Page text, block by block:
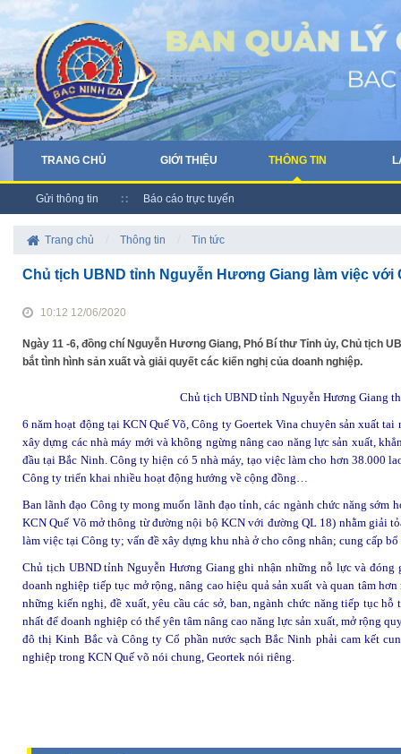
TRANG CHỦ GIỚI THIỆU THÔNG TIN
Gửi thông tin Báo cáo trực tuyến
Trang chủ Thông tin Tin tức
Chủ tịch UBND tỉnh Nguyễn Hương Giang làm việc với
10:12 12/06/2020
Ngày 11 -6, đồng chí Nguyễn Hương Giang, Phó Bí thư Tỉnh ủy, Chủ tịch
bắt tình hình sản xuất và giải quyết các kiến nghị của doanh nghiệp.
Chủ tịch UBND tỉnh Nguyễn Hương Giang
6 năm hoạt động tại KCN Quế Võ, Công ty Goertek Vina chuyên sản xuất
xây dựng các nhà máy mới và không ngừng nâng cao năng lực sản xuất,
đầu tại Bắc Ninh. Công ty hiện có 5 nhà máy, tạo việc làm cho hơn 38.000
Công ty triển khai nhiều hoạt động hướng về cộng đồng…
Ban lãnh đạo Công ty mong muốn lãnh đạo tỉnh, các ngành chức năng
KCN Quế Võ mở thông từ đường nội bộ KCN với đường QL 18) nhằm giải
làm việc tại Công ty; vấn đề xây dựng khu nhà ở cho công nhân; cung cấp
Chủ tịch UBND tỉnh Nguyễn Hương Giang ghi nhận những nỗ lực và
doanh nghiệp tiếp tục mở rộng, nâng cao hiệu quả sản xuất và quan tâm
những kiến nghị, đề xuất, yêu cầu các sở, ban, ngành chức năng tiếp tục
nhất để doanh nghiệp có thể yên tâm nâng cao năng lực sản xuất, mở rộng
đô thị Kinh Bắc và Công ty Cổ phần nước sạch Bắc Ninh phải cam kết
nghiệp trong KCN Quế võ nói chung, Geortek nói riêng.